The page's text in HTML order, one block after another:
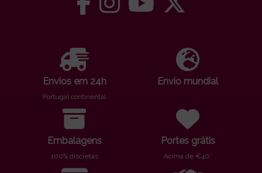
Envios em 24h
Portugal continental
Envio mundial
Embalagens
100% discretas
Portes grátis
Acima de €40*